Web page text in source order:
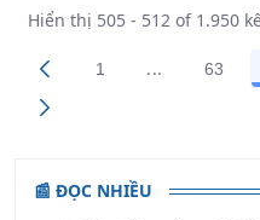
Hiển thị 505 - 512 of 1.950
Các trang trên
1 ...Trang trung
Các
63
📰 ĐỌC NHIỀU